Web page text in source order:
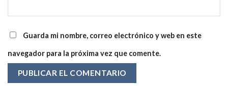
Guarda mi nombre, correo electrónico y web en este
navegador para la próxima vez que comente.